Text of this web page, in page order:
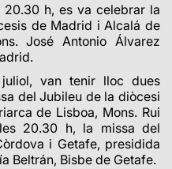
h, es va celebrar la
de Madrid i Alcalá de
José Antonio Álvarez
van tenir lloc dues
del Jubileu de la diòcesi
de Lisboa, Mons. Rui
20.30 h, la missa del
i Getafe, presidida
Beltrán, Bisbe de Getafe.